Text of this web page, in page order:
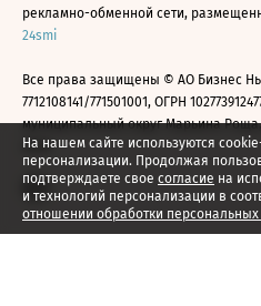
На нашем сайте используются
персонализации. Продолжая
подтверждаете свое согласие на
и технологий персонализации в
отношении обработки
рекламно-обменной сети,
24smi
Все права защищены © АО Бизнес
7712108141/771501001, ОГРН
муниципальный округ Марьина Роща,
2026